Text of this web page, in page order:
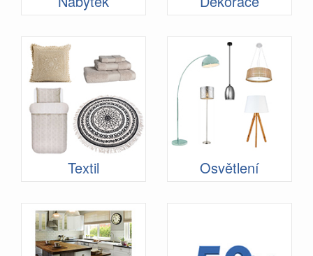
Textil Osvětlení